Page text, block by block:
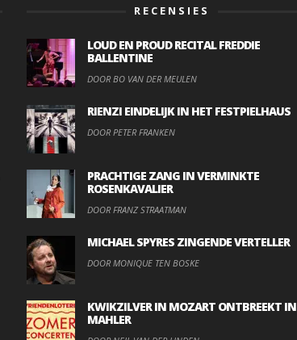
RECENSIES
LOUD EN PROUD RECITAL FREDDIE
BALLENTINE
DOOR BO VAN DER MEULEN
RIENZI EINDELIJK IN HET FESTPIELHAUS
DOOR PETER FRANKEN
PRACHTIGE ZANG IN VERMINKTE
ROSENKAVALIER
DOOR FRANZ STRAATMAN
MICHAEL SPYRES ZINGENDE VERTELLER
DOOR MONIQUE TEN BOSKE
KWIKZILVER IN MOZART ONTBREEKT IN
MAHLER